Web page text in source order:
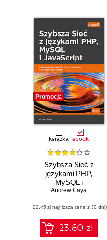
Promocja
książka ebook
Szybsza Sieć z
językami PHP,
MySQL i
JavaScript.
aplikacje z
wykorzystaniem
najnowszych
technologii
Andrew Caya
(22,45 zł najniższa cena z 30 dni)
23.80 zł